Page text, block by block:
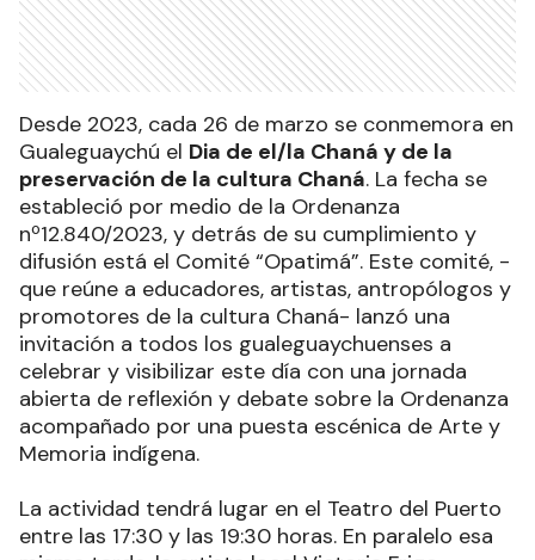
Desde 2023, cada 26 de marzo se conmemora en
Gualeguaychú el Dia de el/la Chaná y de la
preservación de la cultura Chaná. La fecha se
estableció por medio de la Ordenanza
nº12.840/2023, y detrás de su cumplimiento y
difusión está el Comité “Opatimá”. Este comité, -
que reúne a educadores, artistas, antropólogos y
promotores de la cultura Chaná- lanzó una
invitación a todos los gualeguaychuenses a
celebrar y visibilizar este día con una jornada
abierta de reflexión y debate sobre la Ordenanza
acompañado por una puesta escénica de Arte y
Memoria indígena.
La actividad tendrá lugar en el Teatro del Puerto
entre las 17:30 y las 19:30 horas. En paralelo esa